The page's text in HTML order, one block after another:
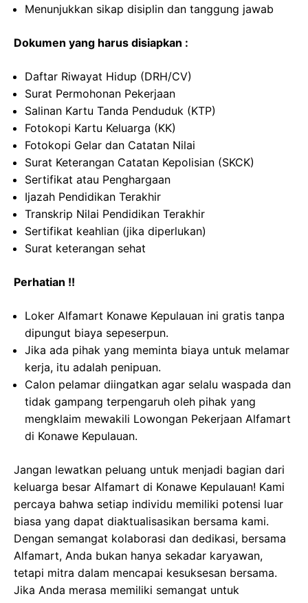
Menunjukkan sikap disiplin dan tanggung jawab
Dokumen yang harus disiapkan :
Daftar Riwayat Hidup (DRH/CV)
Surat Permohonan Pekerjaan
Salinan Kartu Tanda Penduduk (KTP)
Fotokopi Kartu Keluarga (KK)
Fotokopi Gelar dan Catatan Nilai
Surat Keterangan Catatan Kepolisian (SKCK)
Sertifikat atau Penghargaan
Ijazah Pendidikan Terakhir
Transkrip Nilai Pendidikan Terakhir
Sertifikat keahlian (jika diperlukan)
Surat keterangan sehat
Perhatian !!
Loker Alfamart Konawe Kepulauan ini gratis tanpa
dipungut biaya sepeserpun.
Jika ada pihak yang meminta biaya untuk melamar
kerja, itu adalah penipuan.
Calon pelamar diingatkan agar selalu waspada dan
tidak gampang terpengaruh oleh pihak yang
mengklaim mewakili Lowongan Pekerjaan Alfamart
di Konawe Kepulauan.
Jangan lewatkan peluang untuk menjadi bagian dari
keluarga besar Alfamart di Konawe Kepulauan! Kami
percaya bahwa setiap individu memiliki potensi luar
biasa yang dapat diaktualisasikan bersama kami.
Dengan semangat kolaborasi dan dedikasi, bersama
Alfamart, Anda bukan hanya sekadar karyawan,
tetapi mitra dalam mencapai kesuksesan bersama.
Jika Anda merasa memiliki semangat untuk